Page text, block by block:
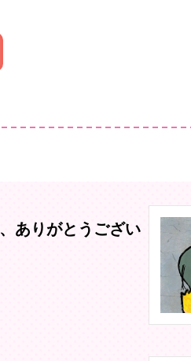
ありがとうござい